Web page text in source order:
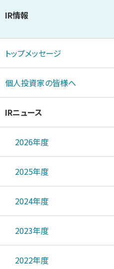
IR情報
トップメッセージ
個人投資家の皆様へ
IRニュース
2026年度
2025年度
2024年度
2023年度
2022年度